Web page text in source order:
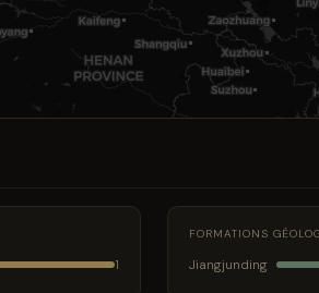
1
FORMATIONS
Jiangjunding